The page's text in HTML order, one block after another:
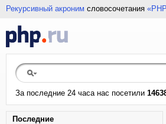
Рекурсивный акроним словосочетания
За последние 24 часа нас посетили
Последние